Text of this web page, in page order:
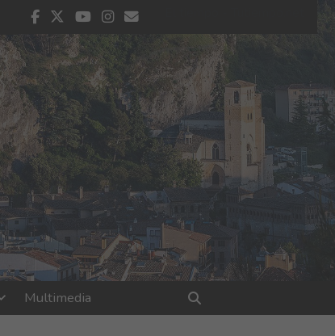
facebook
twitter
youtube
instagram
contacto
Multimedia
Buscar